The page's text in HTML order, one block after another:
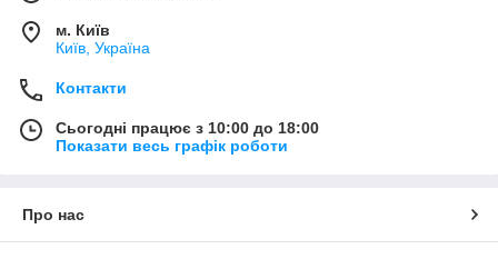
м. Київ
Київ, Україна
Контакти
Сьогодні працює з 10:00 до 18:00
Показати весь графік роботи
Про нас